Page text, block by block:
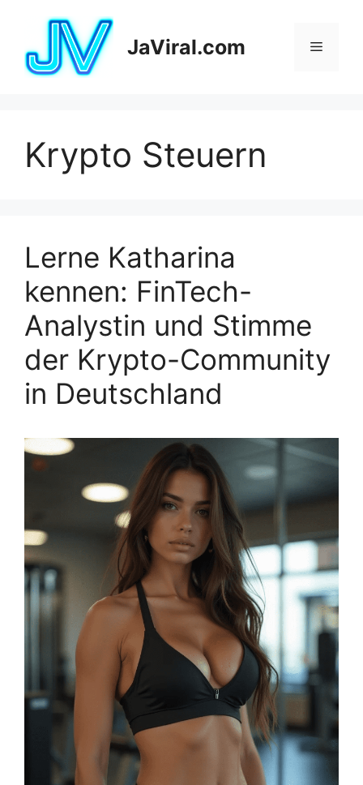
conteúdo
JaViral.com Menu
Krypto Steuern
Lerne Katharina
kennen: FinTech-
Analystin und Stimme
der Krypto-Community
in Deutschland